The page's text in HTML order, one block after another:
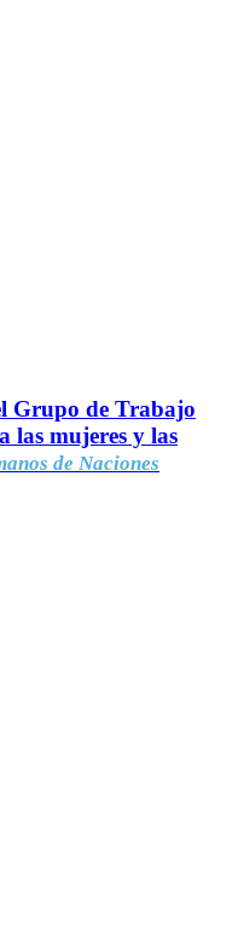
Grupo de Trabajo
las mujeres y las
de Naciones